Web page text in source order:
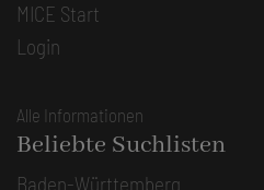
MICE Start
Login
Alle Informationen
Beliebte Suchlisten
Baden-Württemberg